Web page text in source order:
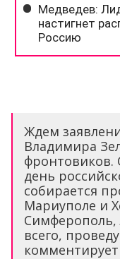
Ждем
Владимира
фронтовиков.
день
собирается
Мариуполе и
Симферополь,
всего,